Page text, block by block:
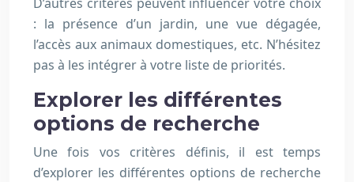
: la présence d’un jardin, une vue dégagée,
l’accès aux animaux domestiques, etc. N’hésitez
pas à les intégrer à votre liste de priorités.
Explorer les différentes
options de recherche
Une fois vos critères définis, il est temps
d’explorer les différentes options de recherche